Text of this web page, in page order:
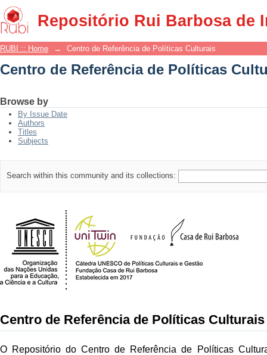
Repositório Rui Barbosa de
Centro de Referência de Políticas
RUBI :: Home → Centro de Referência de Políticas Culturais
Centro de Referência de Políticas
Browse by
By Issue Date
Authors
Titles
Subjects
Search within this community and its collections:
Centro de Referência de Políticas Culturais
O Repositório do Centro de Referência de Políticas